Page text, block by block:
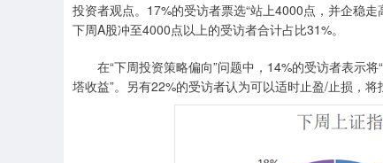
投资者观点。17%的受访者票选“站上4000点，并企稳
下周A股冲至4000点以上的受访者合计占比31%。
在“下周投资策略偏向”问题中，14%的受访者表示将
塔收益”。另有22%的受访者认为可以适时止盈/止损，将